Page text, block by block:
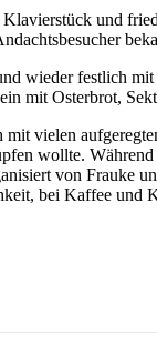
und
wieder festlich
mit Osterbrot,
vielen
wollte.
von Frauke
bei Kaffee und